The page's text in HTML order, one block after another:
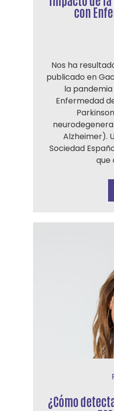
con
Nos ha
publicado en
la
Enfermedad
Alzheimer).
Sociedad
que
¿Cómo